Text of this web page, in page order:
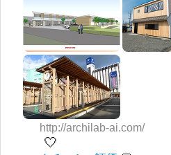
http://archilab-ai.com/
🤍